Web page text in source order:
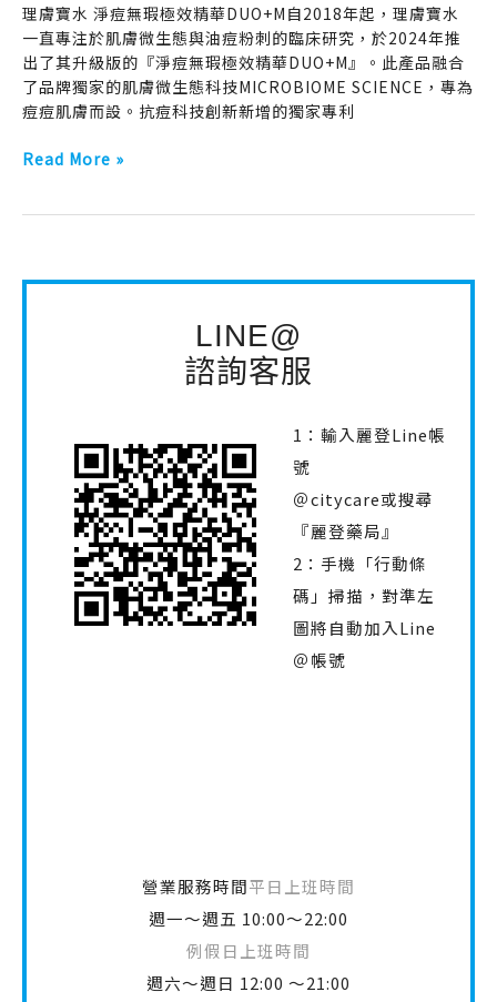
理膚寶水 淨痘無瑕極效精華DUO+M自2018年起，理膚寶水
一直專注於肌膚微生態與油痘粉刺的臨床研究，於2024年推
出了其升級版的『淨痘無瑕極效精華DUO+M』。此產品融合
了品牌獨家的肌膚微生態科技MICROBIOME SCIENCE，專為
痘痘肌膚而設。抗痘科技創新新增的獨家專利
Read More »
LINE@
諮詢客服
1：輸入麗登Line帳
號
＠citycare或搜尋
『麗登藥局』
2：手機「行動條
碼」掃描，對準左
圖將自動加入Line
＠帳號
營業服務時間平日上班時間
週一～週五 10:00～22:00
例假日上班時間
週六～週日 12:00 ～21:00